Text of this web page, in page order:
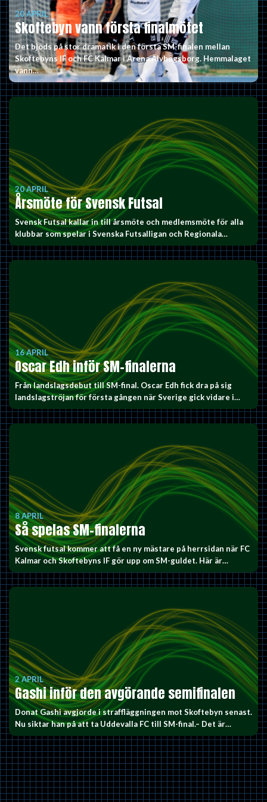
20 APRIL
Skoftebyn vann första finalmötet
Det bjöds på stor dramatik i den första SM-finalen mellan
Skoftebyns IF och FC Kalmar i Arena Älvhögsborg. Hemmalaget
vann…
20 APRIL
Årsmöte för Svensk Futsal
Svensk Futsal kallar in till årsmöte och medlemsmöte för alla
klubbar som spelar i Svenska Futsalligan och Regionala…
16 APRIL
Oscar Edh inför SM-finalerna
Från landslagsdebut till SM-final. Oscar Edh fick dra på sig
landslagströjan för första gången när Sverige gick vidare i…
8 APRIL
Så spelas SM-finalerna
Svensk futsal kommer att få en ny mästare på herrsidan när FC
Kalmar och Skoftebyns IF gör upp om SM-guldet. Här är…
2 APRIL
Gashi inför den avgörande semifinalen
Donat Gashi avgjorde i straffläggningen mot Skoftebyn senast.
Nu siktar han på att ta Uddevalla FC till SM-final.– Det är…